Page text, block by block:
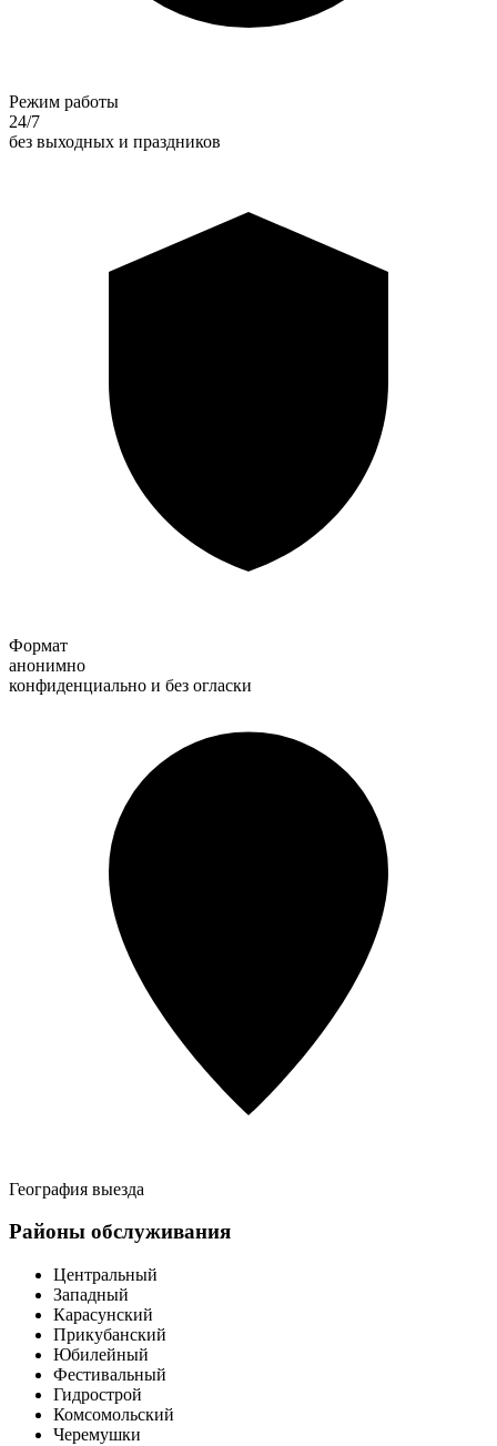
Режим работы
24/7
без выходных и праздников
Формат
анонимно
конфиденциально и без огласки
География выезда
Районы обслуживания
Центральный
Западный
Карасунский
Прикубанский
Юбилейный
Фестивальный
Гидрострой
Комсомольский
Черемушки